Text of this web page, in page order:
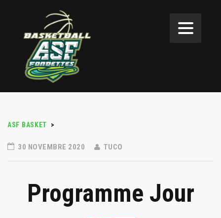
ASF BASKET >
30 NOVEMBRE 2020 TUCO
Programme Jour